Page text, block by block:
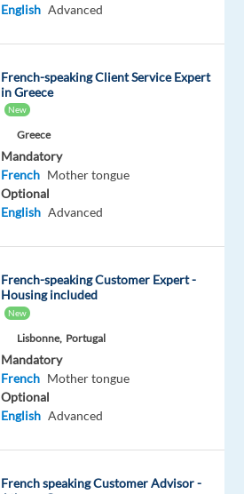
English Advanced
French-speaking Client Service Expert
in Greece
New
Greece
Mandatory
French Mother tongue
Optional
English Advanced
French-speaking Customer Expert -
Housing included
New
Lisbonne, Portugal
Mandatory
French Mother tongue
Optional
English Advanced
French speaking Customer Advisor -